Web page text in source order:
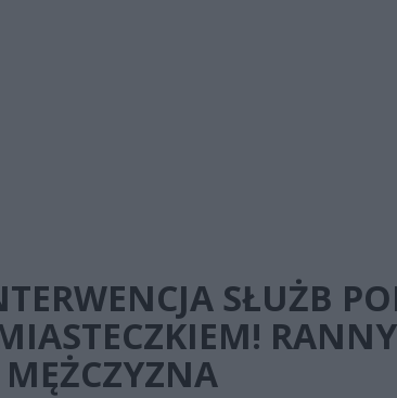
SŁUŻB
RANNY
MĘŻCZYZNA